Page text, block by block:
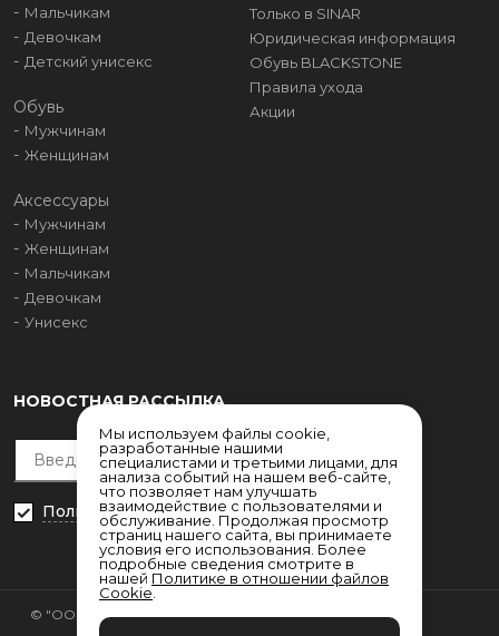
Мальчикам
Девочкам
Детский унисекс
Обувь
Мужчинам
Женщинам
Аксессуары
Мужчинам
Женщинам
Мальчикам
Девочкам
Унисекс
Только в SINAR
Юридическая информация
Обувь BLACKSTONE
Правила ухода
Акции
НОВОСТНАЯ РАССЫЛКА
Политика конфиденциальности
© "ООО НРС"
Согласие на обработку
персональных данных
Мы используем файлы cookie,
разработанные нашими
специалистами и третьими лицами, для
анализа событий на нашем веб-сайте,
что позволяет нам улучшать
взаимодействие с пользователями и
обслуживание. Продолжая просмотр
страниц нашего сайта, вы принимаете
условия его использования. Более
подробные сведения смотрите в
нашей Политике в отношении файлов
Cookie